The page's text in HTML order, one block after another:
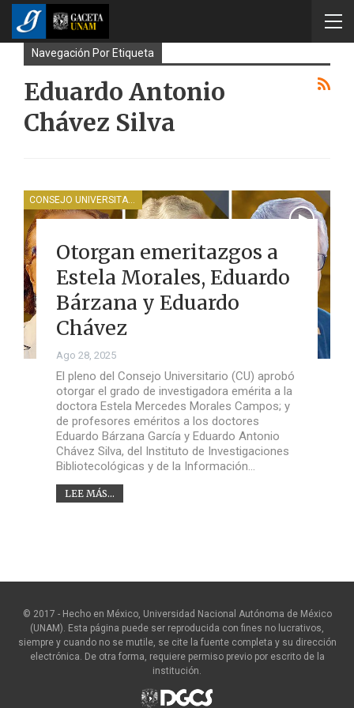
Navegación Por Etiqueta
Eduardo Antonio
Chávez Silva
Otorgan emeritazgos a
Estela Morales, Eduardo
Bárzana y Eduardo
Chávez
Ago 28, 2025
El pleno del Consejo Universitario (CU) aprobó
otorgar el grado de investigadora emérita a la
doctora Estela Mercedes Morales Campos; y
de profesores eméritos a los doctores
Eduardo Bárzana García y Eduardo Antonio
Chávez Silva, del Instituto de Investigaciones
Bibliotecológicas y de la Información…
LEE MÁS...
© 2017 - Hecho en México, Universidad Nacional Autónoma de México
(UNAM). Esta página puede ser reproducida con fines no lucrativos,
siempre y cuando no se mutile, se cite la fuente completa y su dirección
electrónica. De otra forma, requiere permiso previo por escrito de la
institución.